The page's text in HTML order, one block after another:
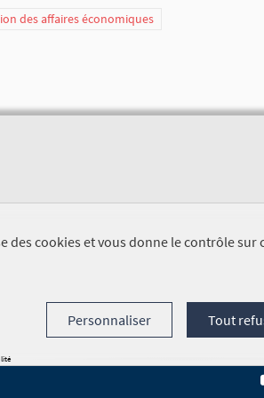
des affaires économiques
Foire aux questions
des cookies et vous donne le contrôle sur
Tout
Personnaliser